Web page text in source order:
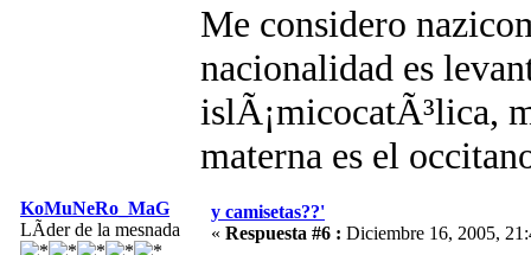
Me considero
nacionalidad es
islÃ¡micocatÃ³lica,
materna es el
KoMuNeRo_MaG
LÃ­der de la mesnada
y camisetas??'
« Respuesta #6 : Diciembre 16, 2005,